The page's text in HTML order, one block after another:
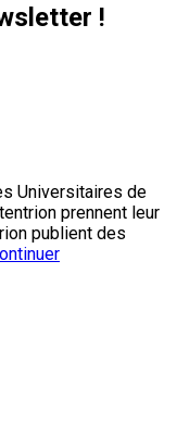
!
Universitaires de
prennent leur
publient des